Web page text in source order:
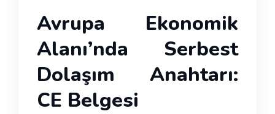
Avrupa Ekonomik
Alanı’nda Serbest
Dolaşım Anahtarı:
CE Belgesi